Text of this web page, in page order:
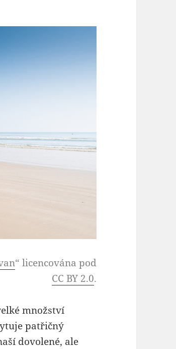
“ licencována pod
CC BY 2.0.
množství
patřičný
dovolené, ale